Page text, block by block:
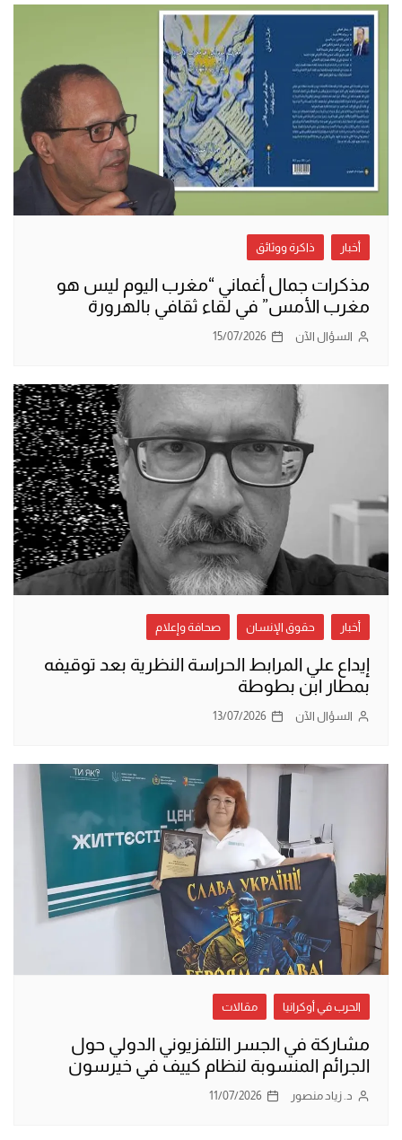
أخبار ذاكرة ووثائق
مذكرات جمال أغماني “مغرب اليوم ليس هو
مغرب الأمس” في لقاء ثقافي بالهرورة
السؤال الآن 15/07/2026
أخبار حقوق الإنسان صحافة وإعلام
إيداع علي المرابط الحراسة النظرية بعد توقيفه
بمطار ابن بطوطة
السؤال الآن 13/07/2026
الحرب في أوكرانيا مقالات
مشاركة في الجسر التلفزيوني الدولي حول
الجرائم المنسوبة لنظام كييف في خيرسون
د. زياد منصور 11/07/2026